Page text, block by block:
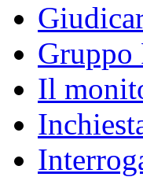
Gruppo
Il